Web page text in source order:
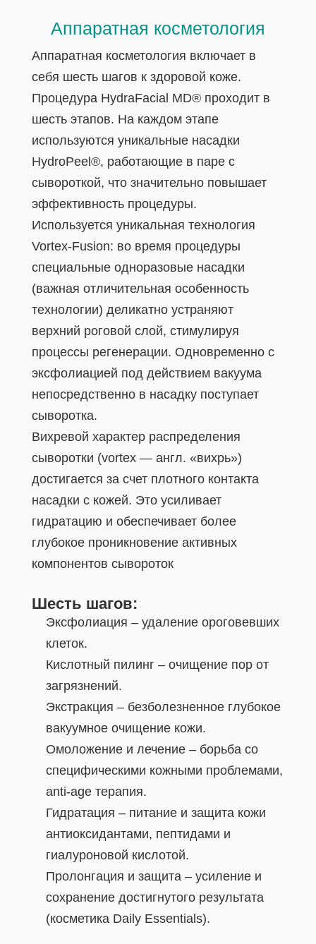
Аппаратная косметология
Аппаратная косметология включает в
себя шесть шагов к здоровой коже.
Процедура HydraFacial MD® проходит в
шесть этапов. На каждом этапе
используются уникальные насадки
HydroPeel®, работающие в паре с
сывороткой, что значительно повышает
эффективность процедуры.
Используется уникальная технология
Vortex-Fusion: во время процедуры
специальные одноразовые насадки
(важная отличительная особенность
технологии) деликатно устраняют
верхний роговой слой, стимулируя
процессы регенерации. Одновременно с
эксфолиацией под действием вакуума
непосредственно в насадку поступает
сыворотка.
Вихревой характер распределения
сыворотки (vortex — англ. «вихрь»)
достигается за счет плотного контакта
насадки с кожей. Это усиливает
гидратацию и обеспечивает более
глубокое проникновение активных
компонентов сывороток
Шесть шагов:
Эксфолиация – удаление ороговевших
клеток.
Кислотный пилинг – очищение пор от
загрязнений.
Экстракция – безболезненное глубокое
вакуумное очищение кожи.
Омоложение и лечение – борьба со
специфическими кожными проблемами,
anti-age терапия.
Гидратация – питание и защита кожи
антиоксидантами, пептидами и
гиалуроновой кислотой.
Пролонгация и защита – усиление и
сохранение достигнутого результата
(косметика Daily Essentials).